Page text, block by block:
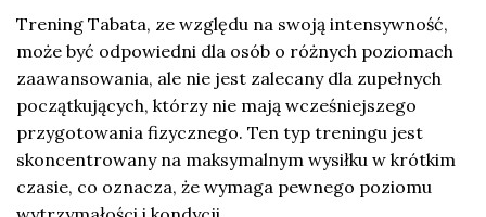
Trening Tabata, ze względu na swoją intensywność,
może być odpowiedni dla osób o różnych poziomach
zaawansowania, ale nie jest zalecany dla zupełnych
początkujących, którzy nie mają wcześniejszego
przygotowania fizycznego. Ten typ treningu jest
skoncentrowany na maksymalnym wysiłku w krótkim
czasie, co oznacza, że wymaga pewnego poziomu